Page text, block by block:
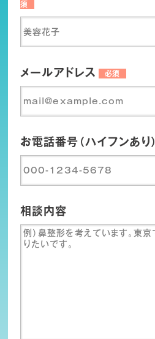
須
メールアドレス 必須
お電話番号（ハイフンあり）
相談内容